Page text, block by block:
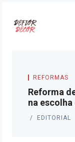
content
REFORMAS
Reforma
na
EDITORIAL